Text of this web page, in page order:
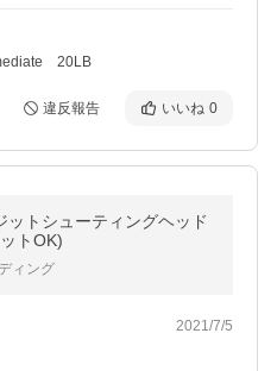
20LB
違反報告 いいね 0
ットシューティングヘッド
トOK)
ィング
2021/7/5